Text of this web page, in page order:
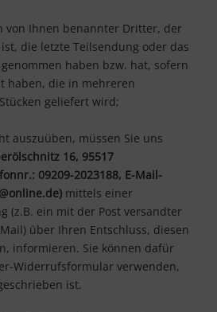
von Ihnen benannter Dritter, der
die letzte Teilsendung oder das
haben bzw. hat, sofern
haben, die in mehreren
geliefert wird;
auszuüben, müssen Sie uns
16, 95517
09209-2023188, E-Mail-
mittels einer
(z.B. ein mit der Post versandter
über Ihren Entschluss, diesen
informieren. Sie können dafür
Widerrufsformular verwenden,
ist.